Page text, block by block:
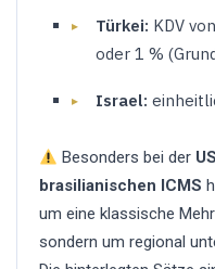
Türkei: KDV
oder 1 %
Israel:
Besonders bei der
brasilianischen ICMS
um eine klassische
sondern um regional